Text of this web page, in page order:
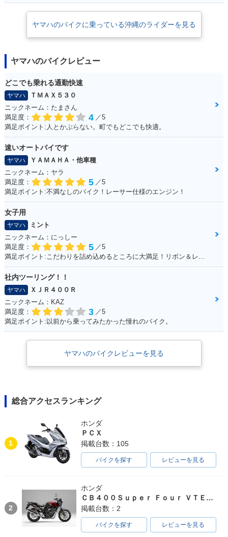
ヤマハのバイクに乗っている沖縄のライダーを見る
ヤマハのバイクレビュー
どこでも乗れる通勤快速
ヤマハ
ＴＭＡＸ５３０
ニックネーム：たまさん
満足度：
4 ／5
満足ポイント:人とかぶらない。町でもどこでも快適。
速いオートバイです
ヤマハ
ＹＡＭＡＨＡ・他車種
ニックネーム：ヤラ
満足度：
5 ／5
満足ポイント:不満なしのバイク！レーサー仕様のエンジン！
女子用
ヤマハ
ミント
ニックネーム：にっしー
満足度：
5 ／5
社内ツーリング！！
ヤマハ
ＸＪＲ４００Ｒ
ニックネーム：KAZ
満足度：
3 ／5
満足ポイント:以前から乗ってみたかった憧れのバイク。
ヤマハのバイクレビューを見る
総合アクセスランキング
1
ホンダ
ＰＣＸ
掲載台数：105
バイクを探す レビューを見る
2
ホンダ
ＣＢ４００Ｓｕｐｅｒ Ｆｏｕｒ ＶＴＥＣ ＳＰＥＣ３
掲載台数：2
バイクを探す レビューを見る